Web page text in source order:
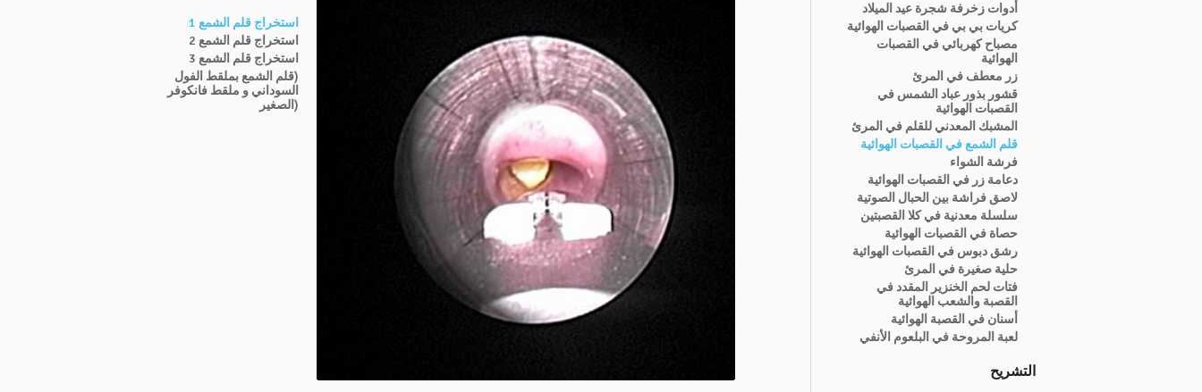
استخراج قلم الشمع 1
استخراج قلم الشمع 2
استخراج قلم الشمع 3
(قلم الشمع بملقط الفول
السوداني و ملقط فانكوفر
(الصغير
أدوات زخرفة شجرة عيد الميلاد
كريات بي بي في القصبات الهوائية
مصباح كهربائي في القصبات
الهوائية
زر معطف في المرئ
قشور بذور عباد الشمس في
القصبات الهوائية
المشبك المعدني للقلم في المرئ
قلم الشمع في القصبات الهوائية
فرشة الشواء
دعامة زر في القصبات الهوائية
لاصق فراشة بين الحبال الصوتية
سلسلة معدنية في كلا القصبتين
حصاة في القصبات الهوائية
رشق دبوس في القصبات الهوائية
حلية صغيرة في المرئ
فتات لحم الخنزير المقدد في
القصبة والشعب الهوائية
أسنان في القصبة الهوائية
لعبة المروحة في البلعوم الأنفي
التشريح